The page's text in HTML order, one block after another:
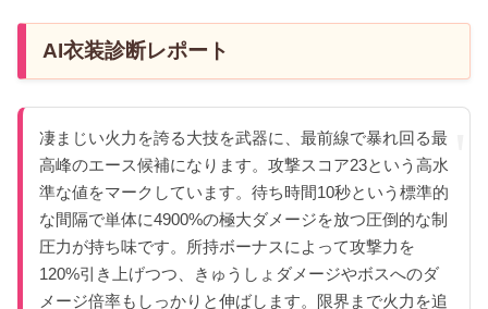
AI衣装診断レポート
凄まじい火力を誇る大技を武器に、最前線で暴れ回る最
高峰のエース候補になります。攻撃スコア23という高水
準な値をマークしています。待ち時間10秒という標準的
な間隔で単体に4900%の極大ダメージを放つ圧倒的な制
圧力が持ち味です。所持ボーナスによって攻撃力を
120%引き上げつつ、きゅうしょダメージやボスへのダ
メージ倍率もしっかりと伸ばします。限界まで火力を追